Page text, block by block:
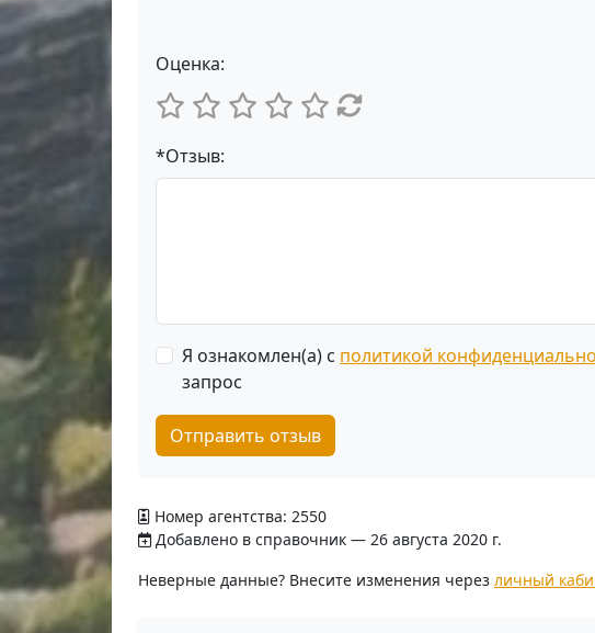
Оценка:
*Отзыв:
Я ознакомлен(а) с политикой
запрос
Отправить отзыв
Номер агентства: 2550
Добавлено в справочник — 26 августа 2020 г.
Неверные данные? Внесите изменения через личный